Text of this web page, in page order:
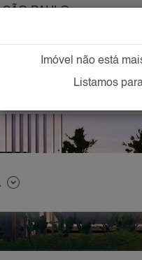
PAULO
IMÓVEIS
Imóvel não está
Listamos